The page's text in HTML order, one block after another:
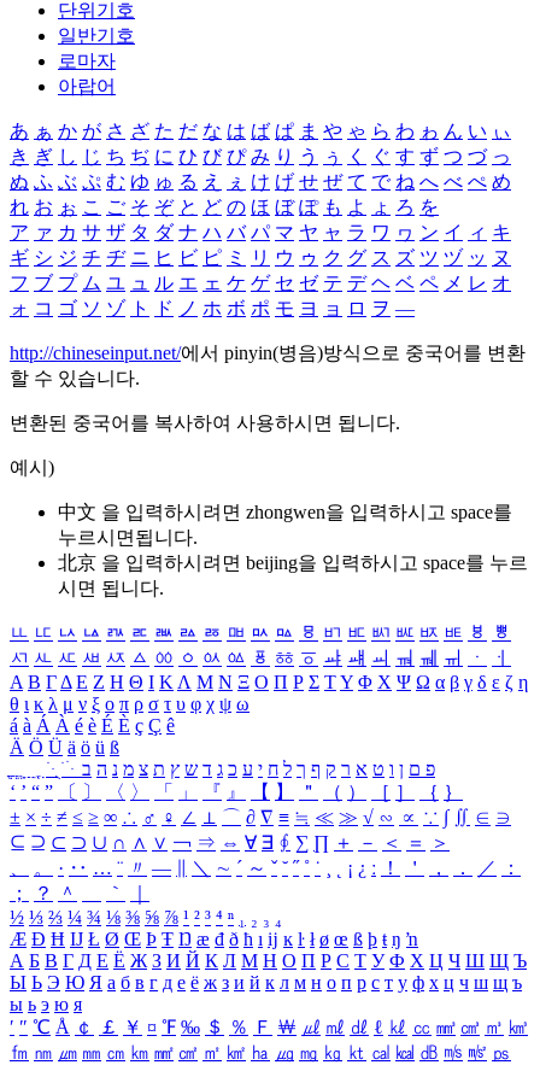
단위기호
일반기호
로마자
아랍어
あ ぁ か が さ ざ た だ な は ば ぱ ま や ゃ ら わ ゎ ん い ぃ
き ぎ し じ ち ぢ に ひ び ぴ み り う ぅ く ぐ す ず つ づ っ
ぬ ふ ぶ ぷ む ゆ ゅ る え ぇ け げ せ ぜ て で ね へ べ ぺ め
れ お ぉ こ ご そ ぞ と ど の ほ ぼ ぽ も よ ょ ろ を
ア ァ カ サ ザ タ ダ ナ ハ バ パ マ ヤ ャ ラ ワ ヮ ン イ ィ キ
ギ シ ジ チ ヂ ニ ヒ ビ ピ ミ リ ウ ゥ ク グ ス ズ ツ ヅ ッ ヌ
フ ブ プ ム ユ ュ ル エ ェ ケ ゲ セ ゼ テ デ ヘ ベ ペ メ レ オ
ォ コ ゴ ソ ゾ ト ド ノ ホ ボ ポ モ ヨ ョ ロ ヲ ―
http://chineseinput.net/에서 pinyin(병음)방식으로 중국어를 변환
할 수 있습니다.
변환된 중국어를 복사하여 사용하시면 됩니다.
예시)
中文 을 입력하시려면 zhongwen을 입력하시고 space를
누르시면됩니다.
北京 을 입력하시려면 beijing을 입력하시고 space를 누르
시면 됩니다.
ㅥ ㅦ ㅧ ㅨ ㅩ ㅪ ㅫ ㅬ ㅭ ㅮ ㅯ ㅰ ㅱ ㅲ ㅳ ㅴ ㅵ ㅶ ㅷ ㅸ
ㅹ
ㅺ ㅻ ㅼ ㅽ ㅾ ㅿ ㆀ ㆁ ㆂ ㆃ ㆄ ㆅ ㆆ ㆇ ㆈ ㆉ ㆊ ㆋ ㆌ ㆍ
ㆎ
Α Β ΓΔ Ε Ζ Η Θ Ι ΚΛ Μ Ν Ξ Ο Π Ρ Σ ΤΥ Φ Χ Ψ Ω α β γ δ ε ζ η
θ ι κ λ μ ν ξ ο π ρ σ τ υ φ χ ψ ω
á à Á À é è É È ç Ç ê
Ä Ö Ü ä ö ü ß
ִֶֹ ֻּ ׁׂ פ ם ן ו ט א ר ק ף ך ל ח י ע כ ג ד ש ץ ת צ מ נ ה ב
‘ ’ “ ” 〔 〕 〈 〉 「 」 『 』 【 】 ＂ （ ） ［ ］ ｛ ｝
± × ÷ ≠ ≤ ≥ ∞ ∴ ♂ ♀ ∠ ⊥ ⌒ ∂ ∇ ≡ ≒ ≪ ≫ √ ∽ ∝ ∵ ∫ ∬ ∈ ∋
⊆ ⊇ ⊂ ⊃ ∪ ∩ ∧ ∨ ￢ ⇒ ⇔ ∀ ∃ ∮ ∑ ∏ ＋ － ＜ ＝
＞
、
。 · ‥ … ¨ 〃 ― ＼ ∼ ´ ～ ˇ ˘ ˝ ˚ ˙ ¸ ¡ ¿ ː ！ ＇ ， ． ／
：
；
？ ＾ ｀
½ ⅓ ⅔ ¼ ¾ ⅛ ⅜ ⅝ ⅞ ¹ ² ³ ⁴ ⁿ ₁ ₂ ₃ ₄
Æ Ð Ħ Ĳ Ł Ø Œ Þ Ŧ Ŋ æ đ ð ħ ı ĳ ĸ ŀ ł ø œ ß þ ŧ ŋ ŉ
А Б В Г Д Е Ё Ж З И Й К Л М Н О П Р С Т У Ф Х Ц Ч Ш Щ Ъ
Ы Ь Э Ю Я а б в г д е ё ж з и й к л м н о п р с т у ф х ц ч ш щ ъ
ы ь э ю я
′ ″ ℃ Å ￠ ￡ ￥ ¤ ℉ ‰ ＄ ％ Ｆ ￦ ㎕ ㎖ ㎗ ℓ ㎘ ㏄ ㎣ ㎤ ㎥ ㎦
㎙ ㎚ ㎛ ㎜ ㎝ ㎞ ㎟ ㎠ ㎡ ㎢ ㏊ ㎍ ㎎ ㎏ ㏏ ㎈ ㎉ ㏈ ㎧ ㎨ ㎰